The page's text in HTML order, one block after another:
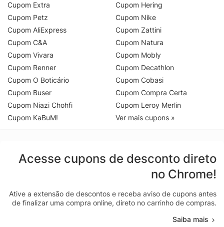
Cupom Extra
Cupom Petz
Cupom AliExpress
Cupom C&A
Cupom Vivara
Cupom Renner
Cupom O Boticário
Cupom Buser
Cupom Niazi Chohfi
Cupom KaBuM!
Cupom Hering
Cupom Nike
Cupom Zattini
Cupom Natura
Cupom Mobly
Cupom Decathlon
Cupom Cobasi
Cupom Compra Certa
Cupom Leroy Merlin
Ver mais cupons »
Acesse cupons de desconto direto
no Chrome!
Ative a extensão de descontos e receba aviso de cupons antes
de finalizar uma compra online, direto no carrinho de compras.
Saiba mais